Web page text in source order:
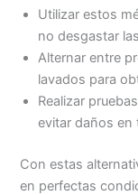
Utilizar estos
no desgastar
Alternar entre
lavados para
Realizar
evitar daños en
Con estas
en perfectas